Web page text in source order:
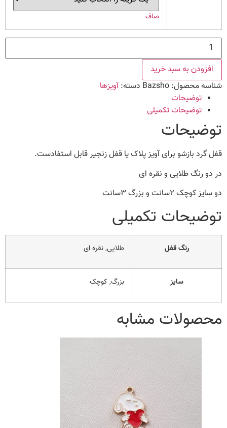
صاف
حلقه
بازشو
عدد
افزودن به سبد خرید
شناسه محصول: Bazsho دسته:آویزها
توضیحات
توضیحات تکمیلی
توضیحات
قفل گرد بازشو برای آویز پلاک یا قفل زنجیر قابل استفادست.
در دو رنگ طلایی و نقره ای
دو سایز کوچک ۲سانت و بزرگ ۳سانت
توضیحات تکمیلی
رنگ قفل طلایی, نقره ای
سایز بزرگ, کوچک
محصولات مشابه